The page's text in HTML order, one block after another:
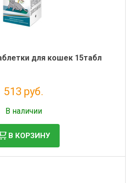
для кошек 15табл
513 руб.
В наличии
В КОРЗИНУ